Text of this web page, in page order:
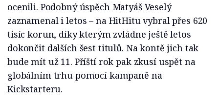
ocenili. Podobný úspěch Matyáš Veselý
zaznamenal i letos – na HitHitu vybral přes 620
tisíc korun, díky kterým zvládne ještě letos
dokončit dalších šest titulů. Na kontě jich tak
bude mít už 11. Příští rok pak zkusí uspět na
globálním trhu pomocí kampaně na
Kickstarteru.